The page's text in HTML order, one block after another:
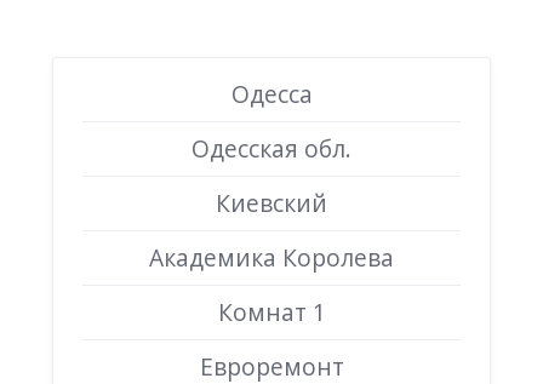
Одесса
Одесская обл.
Киевский
Академика Королева
Комнат 1
Евроремонт